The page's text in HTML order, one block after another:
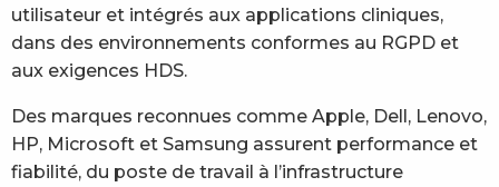
utilisateur et intégrés aux applications cliniques,
dans des environnements conformes au RGPD et
aux exigences HDS.
Des marques reconnues comme Apple, Dell, Lenovo,
HP, Microsoft et Samsung assurent performance et
fiabilité, du poste de travail à l’infrastructure